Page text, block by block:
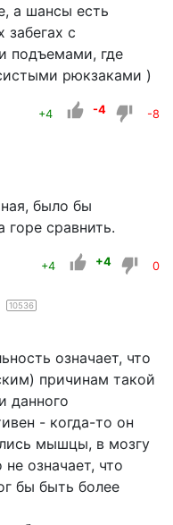
а шансы есть
забегах с
подъемами, где
рюкзаками )
+4 -4 -8
было бы
горе сравнить.
+4 +4 0
10536
означает, что
причинам такой
данного
- когда-то он
мышцы, в мозгу
означает, что
бы быть более